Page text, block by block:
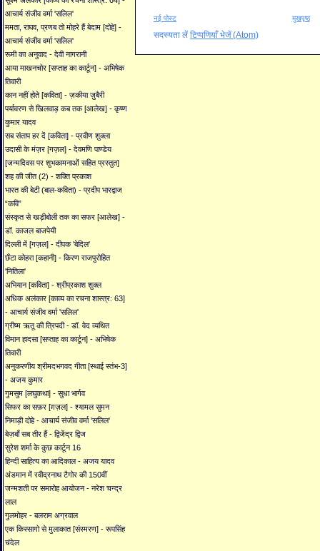
आचार्य संजीव वर्मा 'सलिल'
ममता, राघव, प्रणब तो मोहरे हैं बेदाम [दोहे] -
आचार्य संजीव वर्मा 'सलिल'
रूमी का अनुवाद - देवी नागरानी
आया माखनचोर [सप्ताह का कार्टून] - अभिषेक
तिवारी
कान नहीं होते [कविता] - ज़कीया ज़ुबैरी
पर्यावरण से खिलवाड़ कब तक [आलेख] - कृष्ण
कुमार यादव
सब संताप हर दें [कविता] - प्रवीण शुक्ला
उदासी के मंज़र [गज़ल] - देवमणि पाण्डेय
[जन्मदिवस पर शुभकामनाओं सहित प्रस्तुत]
शह की जीत (2) - शक्ति प्रकाश
भारत की बेटी (बाल-कविता) - प्रदीप भारद्वाज
“कवि”
संस्कृत से खड़ीबोली तक का सफर [आलेख] -
डॉ. काजल बाजपेयी
दिल्ली में [गज़ल] - दीपक 'बेदिल'
छँटा कोहरा [कहानी] - किरण राजपुरोहित
'नितिला'
अभियान [कविता] - श्रीप्रकाश शुक्ल
अधिक अलंकार [काव्य का रचना शास्त्र: 63]
- आचार्य संजीव वर्मा 'सलिल'
ग्रीष्म ऋतू की त्रिपदी - डॉ. वेद व्यथित
विमान हादसा [सप्ताह का कार्टून] - अभिषेक
तिवारी
अनुकरणीय श्रीमदभगवद गीता [स्थाई स्तंभ-3]
- अजय कुमार
गुमसुम [लघुकथा] - सुधा भार्गव
सिफर का सफ़र [ग़ज़ल] - श्यामल सुमन
निमाड़ी दोहे - आचार्य संजीव वर्मा 'सलिल'
बेज़बाँ सब तीर हैं - द्विजेंद्र द्विज
सुरेश शर्मा के कुछ कार्टून 16
हिन्दी साहित्य का आदिकाल - अजय यादव
अंडमान में रवीद्रनाथ टैगोर की 150वीं
जन्मशती पर समारोह आयोजन - नरेश चन्द्र
लाल
गुलमोहर - बलराम अग्रवाल
एक किस्सागो से मुलाकात [संस्मरण] - रूपसिंह
चंदेल
नई पोस्ट मुखपृष्ठ
सदस्यता लें टिप्पणियाँ भेजें (Atom)